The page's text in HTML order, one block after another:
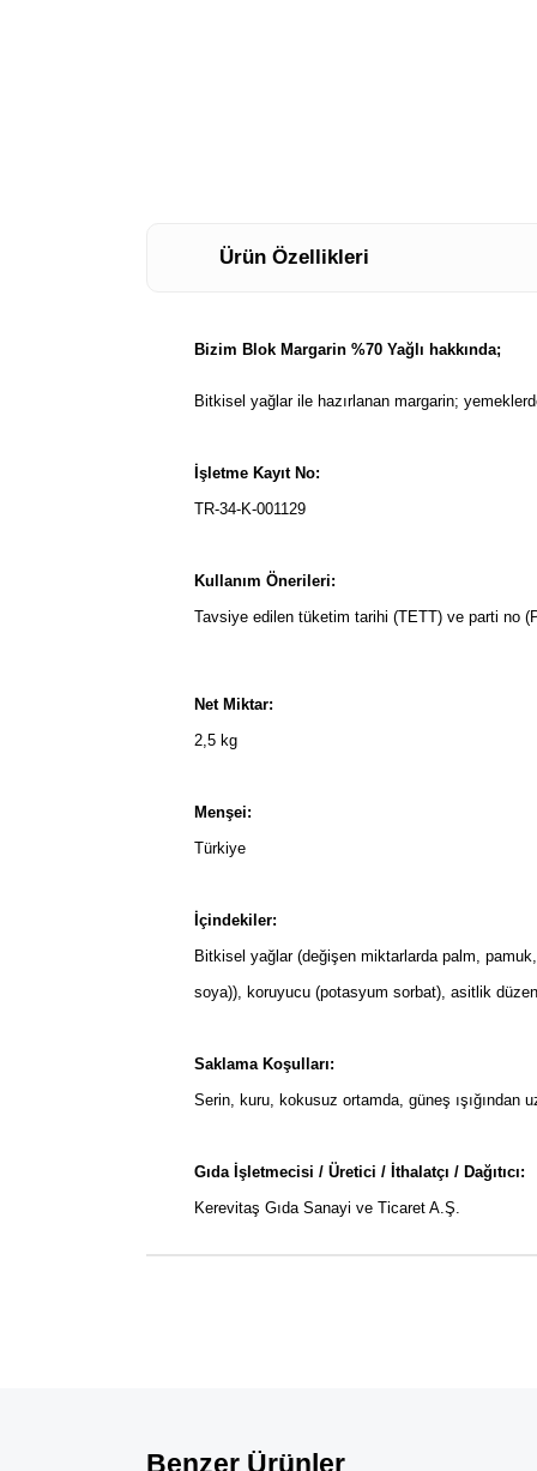
Ürün Özellikleri
Bizim Blok Margarin %70 Yağlı hakkında;
Bitkisel yağlar ile hazırlanan margarin;
İşletme Kayıt No:
TR-34-K-001129
Kullanım Önerileri:
Tavsiye edilen tüketim tarihi (TETT) ve parti no
Net Miktar:
2,5 kg
Menşei:
Türkiye
İçindekiler:
Bitkisel yağlar (değişen miktarlarda palm,
soya)), koruyucu (potasyum sorbat), asitlik
Saklama Koşulları:
Serin, kuru, kokusuz ortamda, güneş ışığından
Gıda İşletmecisi / Üretici / İthalatçı / Dağıtıcı:
Kerevitaş Gıda Sanayi ve Ticaret A.Ş.
Benzer Ürünler